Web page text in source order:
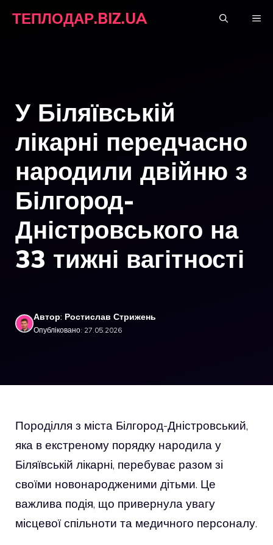
ТЕПЛОДАР.BIZ.UA
У Біляївській
лікарні передчасно
народили двійню з
Білгород-
Дністровського на
33 тижні вагітності
Автор: Ростислав Стрижень
Опубліковано: 27.05.2026
Породілля з міста Білгород-Дністровський,
яка в екстреному порядку народила у
Біляївській лікарні, перебуває разом зі
своїми новонародженими дітьми. Це
важлива подія, що привернула увагу
місцевої спільноти та медичного персоналу.